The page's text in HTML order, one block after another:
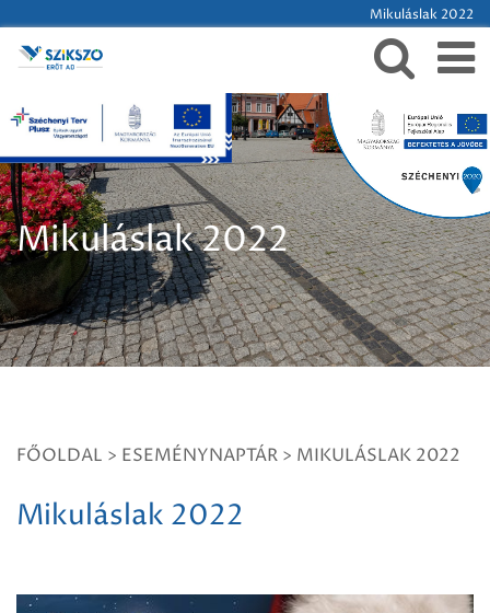
Mikuláslak 2022
Mikuláslak 2022
FŐOLDAL > ESEMÉNYNAPTÁR > MIKULÁSLAK 2022
Mikuláslak 2022